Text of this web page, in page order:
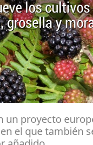
los cultivos
grosella y
un proyecto
el que también